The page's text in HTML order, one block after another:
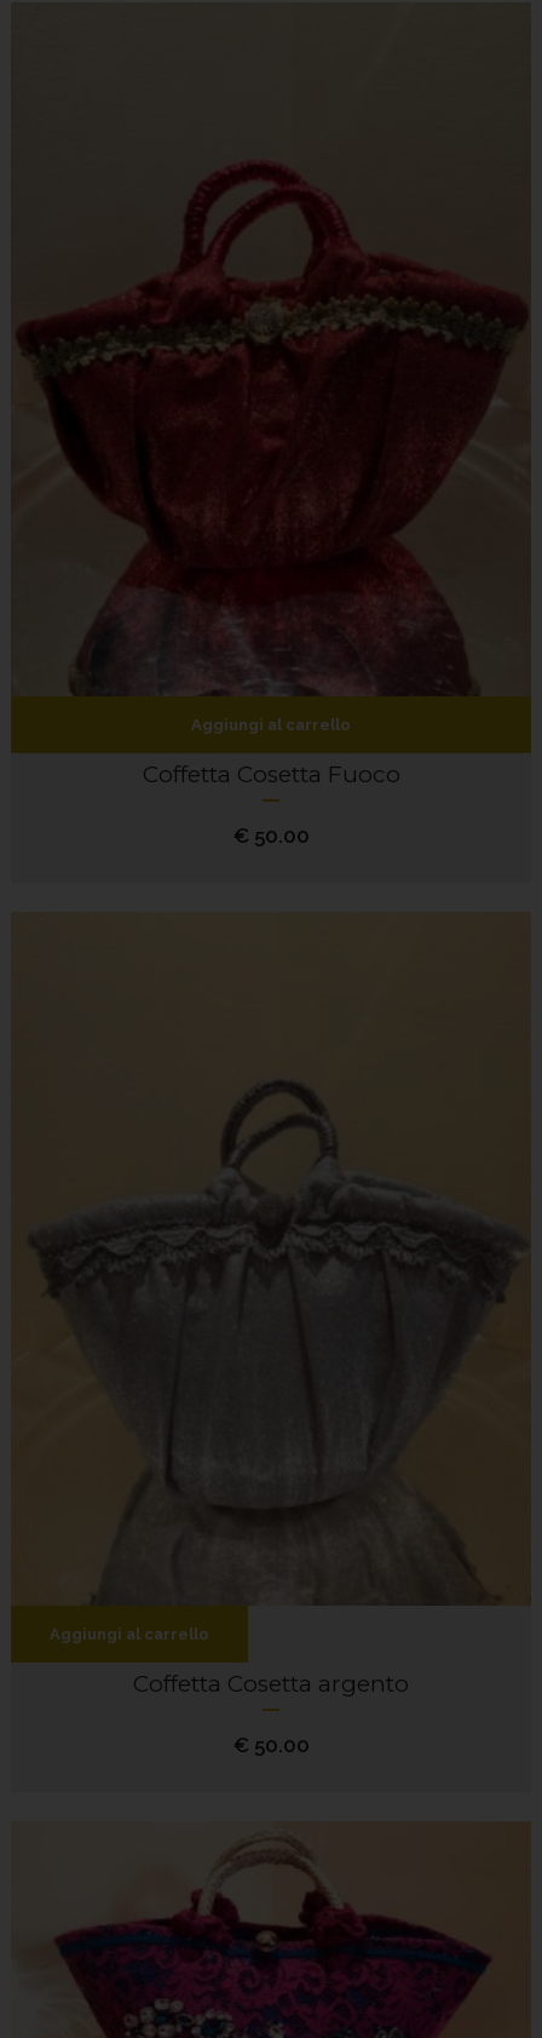
Aggiungi al carrello
Coffetta Cosetta Fuoco
€ 50.00
Aggiungi al carrello
Coffetta Cosetta argento
€ 50.00